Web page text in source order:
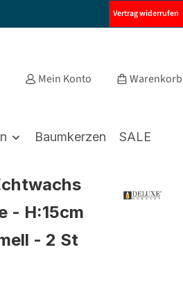
Vertrag widerrufen
Mein Konto Warenkorb
Baumkerzen SALE
- H:15cm
- 2 St